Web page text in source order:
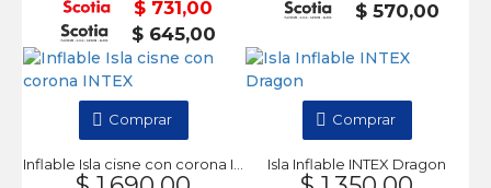
$ 731,00
$ 645,00
$ 570,00
Comprar
Isla Inflable INTEX Dragon
Comprar